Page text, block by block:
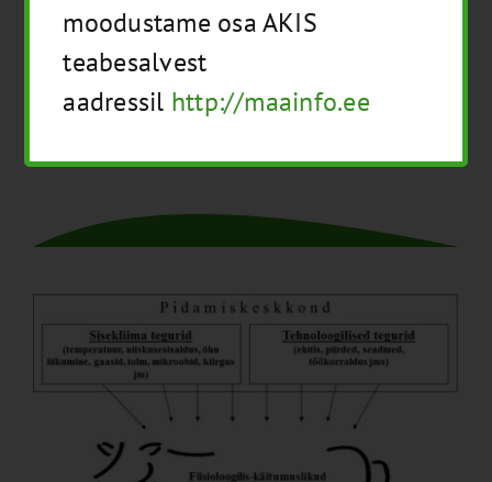
Pidamine ja heaolu
moodustame osa AKIS
teabesalvest
aadressil http://maainfo.ee